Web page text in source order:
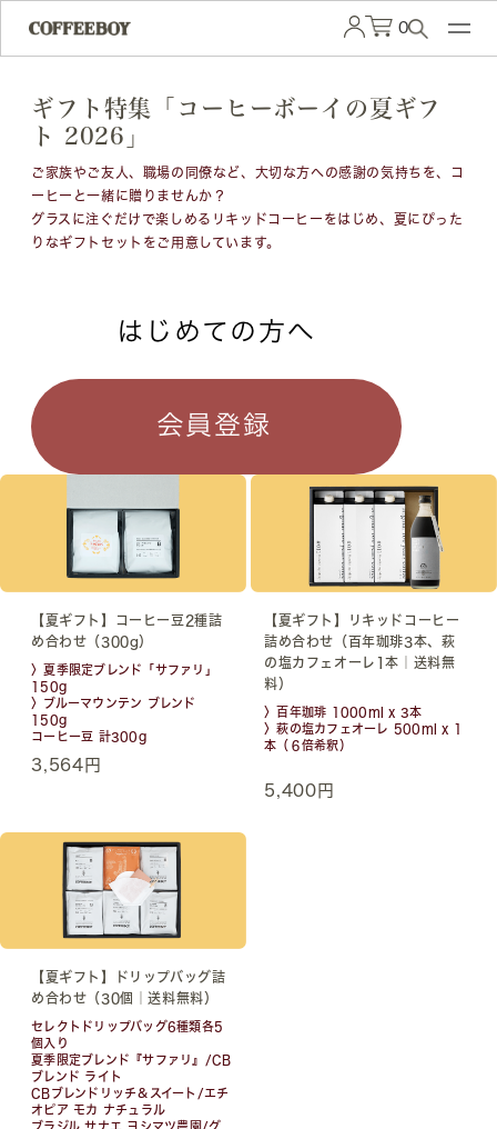
0
ギフト特集「コーヒーボーイの夏ギフ
ト 2026」
ご家族やご友人、職場の同僚など、大切な方への感謝の気持ちを、コ
ーヒーと一緒に贈りませんか？
グラスに注ぐだけで楽しめるリキッドコーヒーをはじめ、夏にぴった
りなギフトセットをご用意しています。
【夏ギフト】コーヒー豆2種詰
め合わせ（300g）
〉夏季限定ブレンド「サファリ」
150g
〉ブルーマウンテン ブレンド
150g
コーヒー豆 計300g
3,564円
【夏ギフト】リキッドコーヒー
詰め合わせ（百年珈琲3本、萩
の塩カフェオーレ1本｜送料無
料）
〉百年珈琲 1000ml x 3本
〉萩の塩カフェオーレ 500ml x 1
本（６倍希釈）
5,400円
【夏ギフト】ドリップバッグ詰
め合わせ（30個｜送料無料）
セレクトドリップバッグ6種類各5
個入り
夏季限定ブレンド『サファリ』/CB
ブレンド ライト
CBブレンドリッチ＆スイート/エチ
オピア モカ ナチュラル
ブラジル サナエ ヨシマツ農園/グ